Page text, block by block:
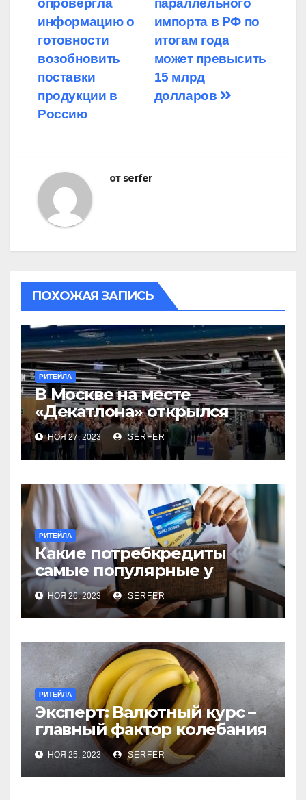
по
записям
импорта в РФ по
итогам года
может превысить
15 млрд
долларов
информацию о
готовности
возобновить
поставки
продукции в
Россию
от serfer
ПОХОЖАЯ ЗАПИСЬ
РИТЕЙЛА
В Москве на месте
«Декатлона» открылся
первый Desport
НОЯ 27, 2023 SERFER
РИТЕЙЛА
Какие потребкредиты
самые популярные у
россиян?
НОЯ 26, 2023 SERFER
РИТЕЙЛА
Эксперт: Валютный курс –
главный фактор колебания
цен на бананы в РФ
НОЯ 25, 2023 SERFER